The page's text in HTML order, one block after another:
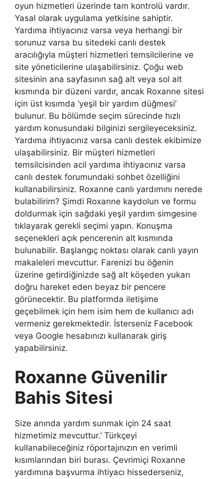
oyun hizmetleri üzerinde tam kontrolü vardır.
Yasal olarak uygulama yetkisine sahiptir.
Yardıma ihtiyacınız varsa veya herhangi bir
sorunuz varsa bu sitedeki canlı destek
aracılığıyla müşteri hizmetleri temsilcilerine ve
site yöneticilerine ulaşabilirsiniz. Çoğu web
sitesinin ana sayfasının sağ alt veya sol alt
kısmında bir düzeni vardır, ancak Roxanne sitesi
için üst kısımda ‘yeşil bir yardım düğmesi’
bulunur. Bu bölümde seçim sürecinde hızlı
yardım konusundaki bilginizi sergileyeceksiniz.
Yardıma ihtiyacınız varsa canlı destek ekibimize
ulaşabilirsiniz. Bir müşteri hizmetleri
temsilcisinden acil yardıma ihtiyacınız varsa
canlı destek forumundaki sohbet özelliğini
kullanabilirsiniz. Roxanne canlı yardımını nerede
bulabilirim? Şimdi Roxanne kaydolun ve formu
doldurmak için sağdaki yeşil yardım simgesine
tıklayarak gerekli seçimi yapın. Konuşma
seçenekleri açık pencerenin alt kısmında
bulunabilir. Başlangıç ​​noktası olarak canlı yayın
makaleleri mevcuttur. Farenizi bu öğenin
üzerine getirdiğinizde sağ alt köşeden yukarı
doğru hareket eden beyaz bir pencere
görünecektir. Bu platformda iletişime
geçebilmek için hem isim hem de kullanıcı adı
vermeniz gerekmektedir. İsterseniz Facebook
veya Google hesabınızı kullanarak giriş
yapabilirsiniz.
Roxanne Güvenilir
Bahis Sitesi
Size anında yardım sunmak için 24 saat
hizmetimiz mevcuttur.’ Türkçeyi
kullanabileceğiniz röportajınızın en verimli
kısımlarından biri burası. Çevrimiçi Roxanne
yardımına başvurma ihtiyacı hissederseniz,